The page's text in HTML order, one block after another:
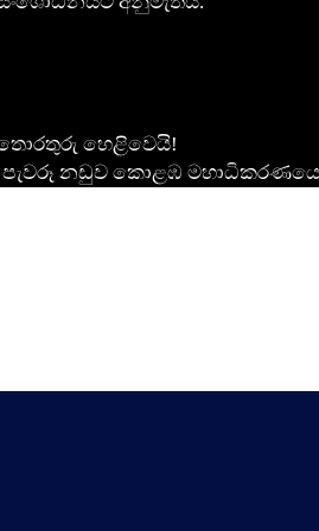
තොරතුරු හෙළිවෙයි!
නඩුව කොළඹ